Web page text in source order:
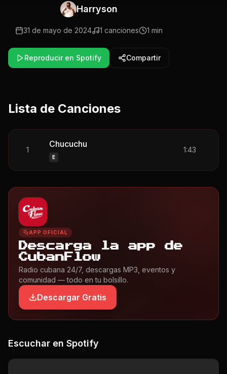
Harryson
31 de mayo de 2024 1 canciones 1 min
Reproducir en Spotify Compartir
Lista de Canciones
1
Chucuchu
E
1:43
APP OFICIAL
Descarga la app de
CubanFlow
Radio cubana 24/7, descargas MP3, eventos y
comunidad — todo en tu bolsillo.
Descargar Gratis
Escuchar en Spotify